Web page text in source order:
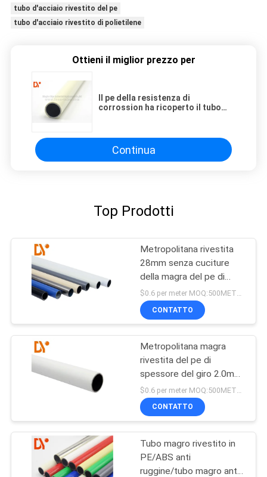
tubo d'acciaio rivestito del pe
tubo d'acciaio rivestito di polietilene
Ottieni il miglior prezzo per
Il pe della resistenza di
corrossion ha ricoperto il tubo
Continua
Top Prodotti
Metropolitana rivestita
28mm senza cuciture
della magra del pe di
certificazione del Ce
CONTATTO
Metropolitana magra
rivestita del pe di
spessore del giro 2.0mm
trafilata a freddo
CONTATTO
Tubo magro rivestito in
PE/ABS anti
ruggine/tubo magro anti-